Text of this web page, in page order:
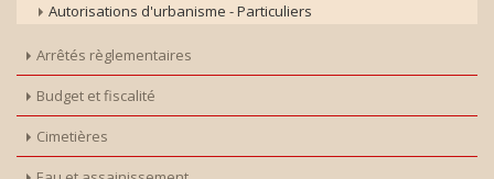
Autorisations d'urbanisme - Particuliers
Arrêtés règlementaires
Budget et fiscalité
Cimetières